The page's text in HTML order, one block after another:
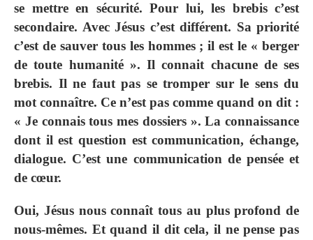
se mettre en sécurité. Pour lui, les brebis c’est
secondaire. Avec Jésus c’est différent. Sa priorité
c’est de sauver tous les hommes ; il est le « berger
de toute humanité ». Il connait chacune de ses
brebis. Il ne faut pas se tromper sur le sens du
mot connaître. Ce n’est pas comme quand on dit :
« Je connais tous mes dossiers ». La connaissance
dont il est question est communication, échange,
dialogue. C’est une communication de pensée et
de cœur.
Oui, Jésus nous connaît tous au plus profond de
nous-mêmes. Et quand il dit cela, il ne pense pas